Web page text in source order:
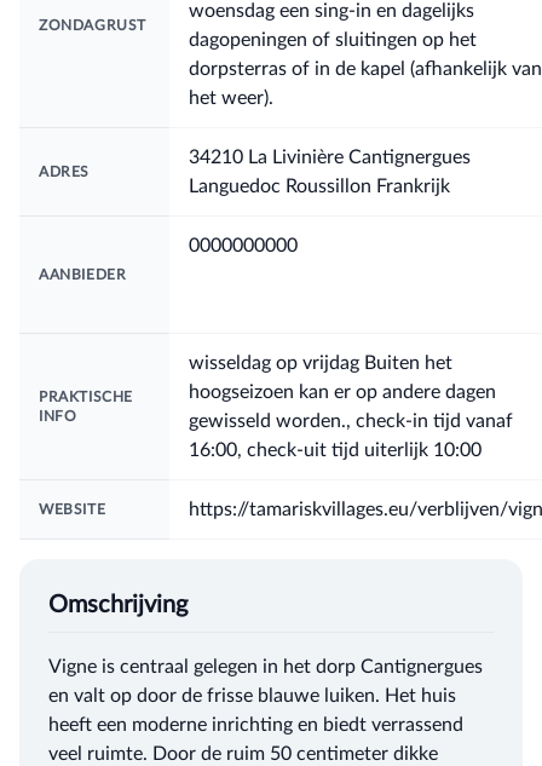
ZONDAGRUST
woensdag een sing-in en dagelijks
dagopeningen of sluitingen op het
dorpsterras of in de kapel (afhankelijk van
het weer).
ADRES
34210 La Livinière Cantignergues
Languedoc Roussillon Frankrijk
AANBIEDER
0000000000
PRAKTISCHE
INFO
wisseldag op vrijdag Buiten het
hoogseizoen kan er op andere dagen
gewisseld worden., check-in tijd vanaf
16:00, check-uit tijd uiterlijk 10:00
WEBSITE https://tamariskvillages.eu/verblijven/
Omschrijving
Vigne is centraal gelegen in het dorp Cantignergues
en valt op door de frisse blauwe luiken. Het huis
heeft een moderne inrichting en biedt verrassend
veel ruimte. Door de ruim 50 centimeter dikke